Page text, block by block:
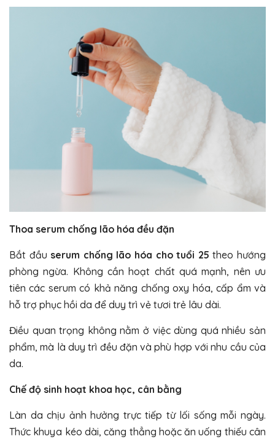
Thoa serum chống lão hóa đều đặn
Bắt đầu serum chống lão hóa cho tuổi 25 theo hướng
phòng ngừa. Không cần hoạt chất quá mạnh, nên ưu
tiên các serum có khả năng chống oxy hóa, cấp ẩm và
hỗ trợ phục hồi da để duy trì vẻ tươi trẻ lâu dài.
Điều quan trọng không nằm ở việc dùng quá nhiều sản
phẩm, mà là duy trì đều đặn và phù hợp với nhu cầu của
da.
Chế độ sinh hoạt khoa học, cân bằng
Làn da chịu ảnh hưởng trực tiếp từ lối sống mỗi ngày.
Thức khuya kéo dài, căng thẳng hoặc ăn uống thiếu cân